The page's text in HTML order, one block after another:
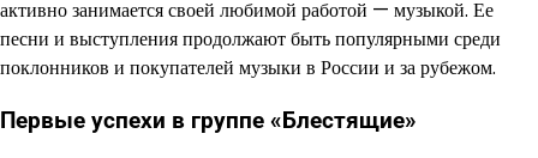
активно занимается своей любимой работой — музыкой. Ее
песни и выступления продолжают быть популярными среди
поклонников и покупателей музыки в России и за рубежом.
Первые успехи в группе «Блестящие»